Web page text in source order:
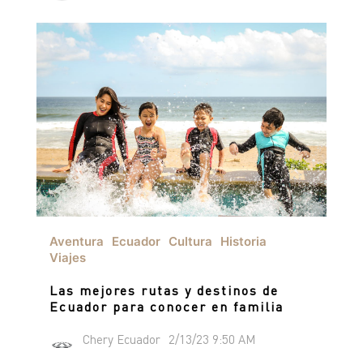
Aventura Ecuador Cultura
Historia
Viajes
Las mejores rutas y destinos de
Ecuador para conocer en familia
Chery Ecuador 2/13/23 9:50 AM